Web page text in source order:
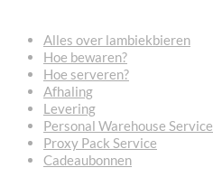
Alles over lambiekbieren
Hoe bewaren?
Hoe serveren?
Afhaling
Levering
Personal Warehouse Service
Proxy Pack Service
Cadeaubonnen